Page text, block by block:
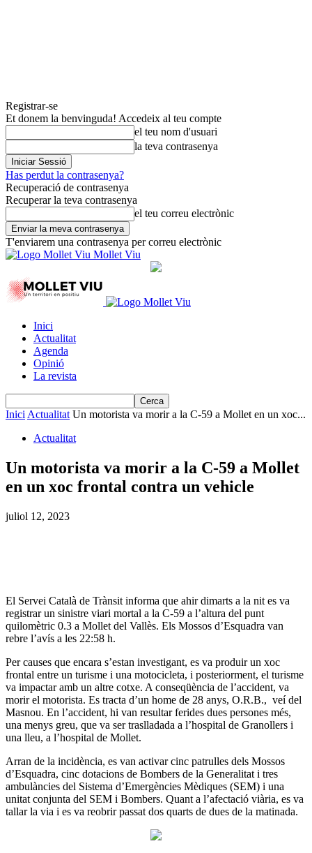
Registrar-se
Et donem la benvinguda! Accedeix al teu compte
el teu nom d'usuari
la teva contrasenya
Has perdut la contrasenya?
Recuperació de contrasenya
Recuperar la teva contrasenya
el teu correu electrònic
T'enviarem una contrasenya per correu electrònic
Mollet Viu
Inici
Actualitat
Agenda
Opinió
La revista
Inici Actualitat Un motorista va morir a la C-59 a Mollet en un xoc...
Actualitat
Un motorista va morir a la C-59 a Mollet
en un xoc frontal contra un vehicle
juliol 12, 2023
El Servei Català de Trànsit informa que ahir dimarts a la nit es va
registrar un sinistre viari mortal a la C-59 a l’altura del punt
quilomètric 0.3 a Mollet del Vallès. Els Mossos d’Esquadra van
rebre l’avís a les 22:58 h.
Per causes que encara s’estan investigant, es va produir un xoc
frontal entre un turisme i una motocicleta, i posteriorment, el turisme
va impactar amb un altre cotxe. A conseqüència de l’accident, va
morir el motorista. Es tracta d’un home de 28 anys, O.R.B., veí del
Masnou. En l’accident, hi van resultar ferides dues persones més,
una menys greu, que va ser traslladada a l’hospital de Granollers i
una lleu, a l’hospital de Mollet.
Arran de la incidència, es van activar cinc patrulles dels Mossos
d’Esquadra, cinc dotacions de Bombers de la Generalitat i tres
ambulàncies del Sistema d’Emergències Mèdiques (SEM) i una
unitat conjunta del SEM i Bombers. Quant a l’afectació viària, es va
tallar la via i es va reobrir passat dos quarts de dues de la matinada.